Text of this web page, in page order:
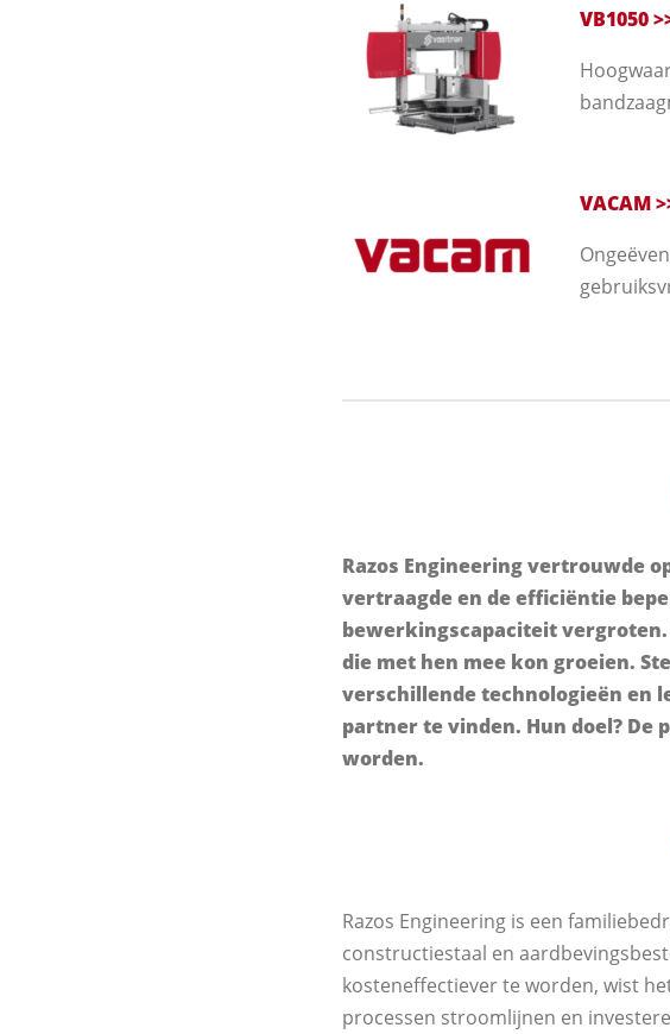
VB1050
VACAM
Razos Engineering vertrouwde
vertraagde en de efficiëntie
bewerkingscapaciteit
die met hen mee kon groeien.
verschillende technologieën en
partner te vinden. Hun doel?
worden.
Razos Engineering is een
constructiestaal en
kosteneffectiever te worden, wist
processen stroomlijnen en